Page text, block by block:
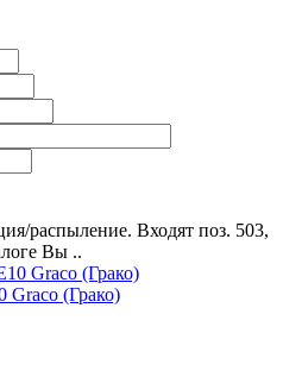
распыление. Входят поз. 503,
Вы ..
Graco (Грако)